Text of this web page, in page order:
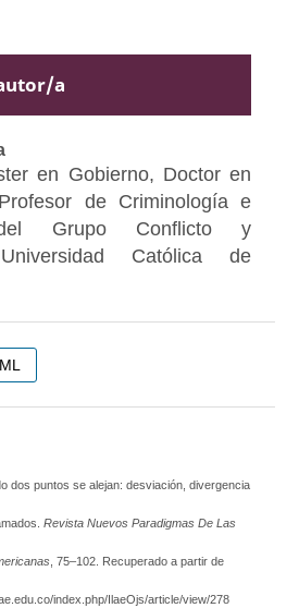
a
en Gobierno, Doctor en
de Criminología e
del Grupo Conflicto y
Católica de
dos puntos se alejan: desviación, divergencia
Revista Nuevos Paradigmas De Las
, 75–102. Recuperado a partir de
index.php/IlaeOjs/article/view/278